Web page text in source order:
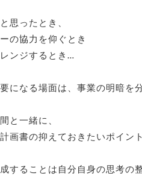
思ったとき、
の協力を仰ぐとき
ンジするとき…
になる場面は、事業の明暗を
と一緒に、
画書の抑えておきたいポイン
することは自分自身の思考の